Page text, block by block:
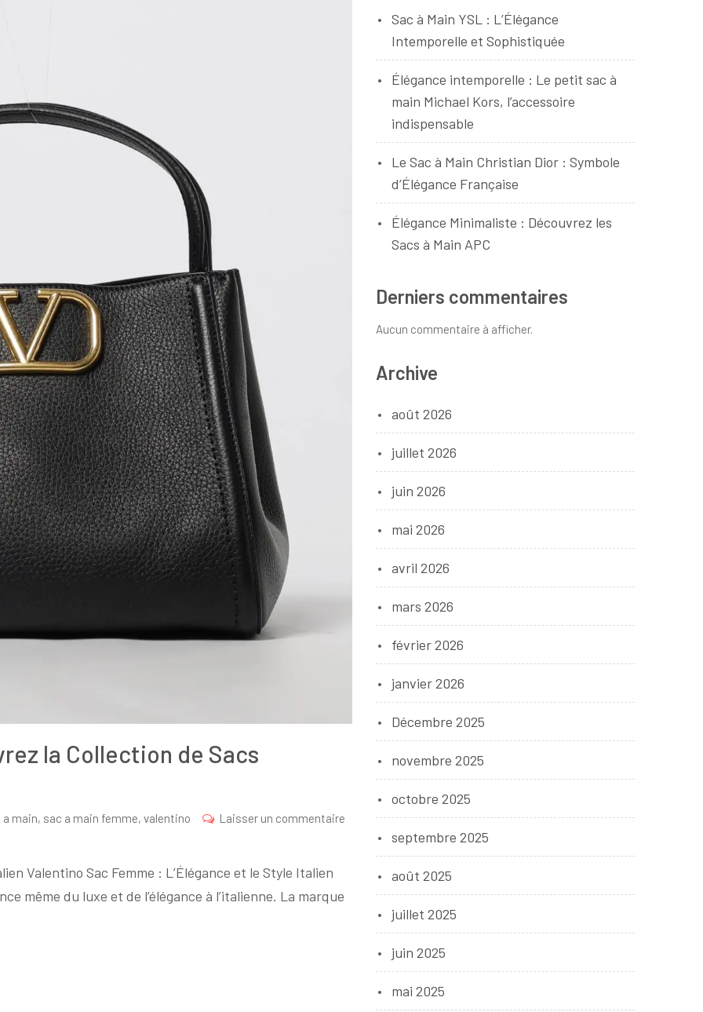
la Collection de Sacs
a main, sac a main femme, valentino
Laisser un commentaire
Valentino Sac Femme : L’Élégance et le Style Italien
même du luxe et de l’élégance à l’italienne. La marque
Sac à Main YSL : L’Élégance
Intemporelle et Sophistiquée
Élégance intemporelle : Le petit sac à
main Michael Kors, l’accessoire
indispensable
Le Sac à Main Christian Dior : Symbole
d’Élégance Française
Élégance Minimaliste : Découvrez les
Sacs à Main APC
Derniers commentaires
Aucun commentaire à afficher.
Archive
août 2026
juillet 2026
juin 2026
mai 2026
avril 2026
mars 2026
février 2026
janvier 2026
Décembre 2025
novembre 2025
octobre 2025
septembre 2025
août 2025
juillet 2025
juin 2025
mai 2025